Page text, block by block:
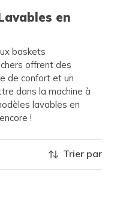
en
baskets
offrent des
de confort et un
dans la machine à
lavables en
!
Trier par